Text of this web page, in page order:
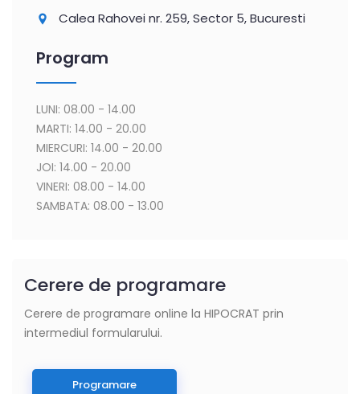
Calea Rahovei nr. 259, Sector 5, Bucuresti
Program
LUNI: 08.00 - 14.00
MARTI: 14.00 - 20.00
MIERCURI: 14.00 - 20.00
JOI: 14.00 - 20.00
VINERI: 08.00 - 14.00
SAMBATA: 08.00 - 13.00
Cerere de programare
Cerere de programare online la HIPOCRAT prin
intermediul formularului.
Programare